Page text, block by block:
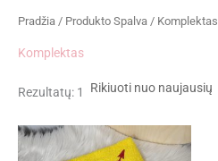
Pradžia / Produkto Spalva / Komplektas
Komplektas
Rezultatų: 1
Price
range: